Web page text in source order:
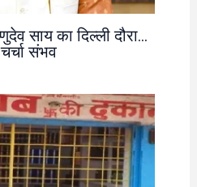
साय का दिल्ली दौरा…
संभव